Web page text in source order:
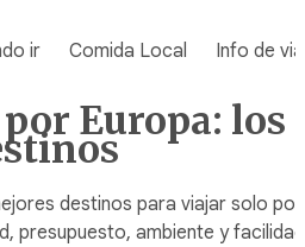
ir Comida Local Info de
Europa: los
destinos para viajar solo por
presupuesto, ambiente y facilidad